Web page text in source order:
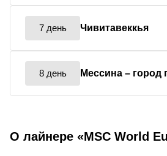
7 день Чивитавеккья
8 день Мессина – город
О лайнере «MSC World